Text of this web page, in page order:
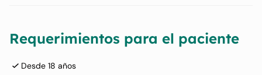
Requerimientos para el paciente
Desde 18 años